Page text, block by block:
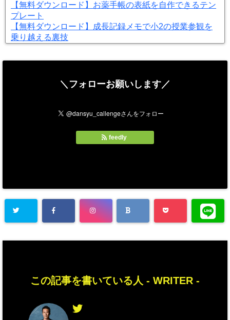
【無料ダウンロード】お薬手帳の表紙を自作できるテン
プレート
【無料ダウンロード】成長記録メモで小2の授業参観を
乗り越える裏技
＼フォローお願いします／
feedly
この記事を書いている人 - WRITER -